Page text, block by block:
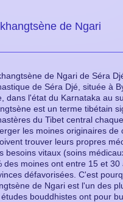
de Ngari
de Ngari de Séra
de Séra Djé, située à
dans l'état du Karnataka au
est un terme tibétain
du Tibet central
les moines originaires
trouver leurs propres
besoins vitaux (soins
des moines ont entre 15 et
défavorisées. C'est
de Ngari est l'un des
études bouddhistes ont pour